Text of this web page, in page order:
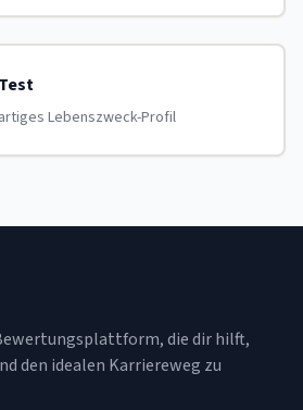
Lebenszweck-Profil
die dir hilft,
den idealen Karriereweg zu